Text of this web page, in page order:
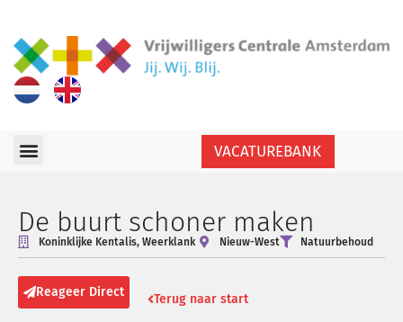
VACATUREBANK
De buurt schoner maken
Koninklijke Kentalis, Weerklank Nieuw-West Natuurbehoud
Reageer Direct Terug naar start